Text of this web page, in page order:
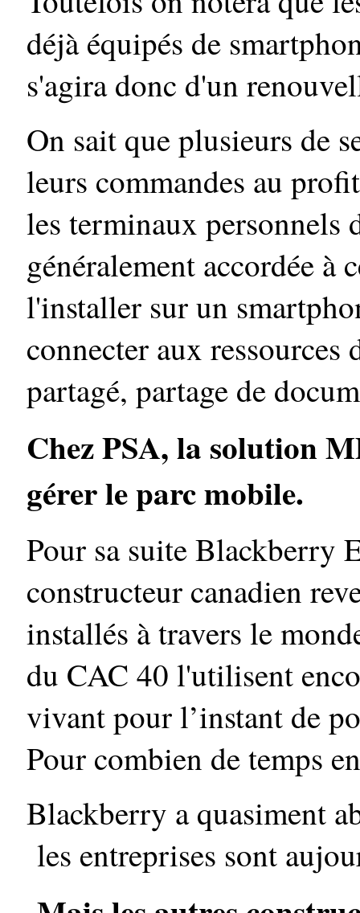
déjà équipés de
s'agira donc d'un
On sait que plusieurs de
leurs commandes au
les terminaux personnels
généralement accordée à
l'installer sur un
connecter aux
partagé, partage de
Chez PSA, la solution
gérer le parc mobile.
Pour sa suite Blackberry
constructeur canadien
installés à travers le
du CAC 40 l'utilisent
vivant pour l’instant de
Pour combien de temps
Blackberry a quasiment
les entreprises sont